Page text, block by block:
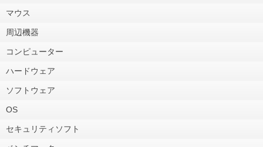
マウス
周辺機器
コンピューター
ハードウェア
ソフトウェア
OS
セキュリティソフト